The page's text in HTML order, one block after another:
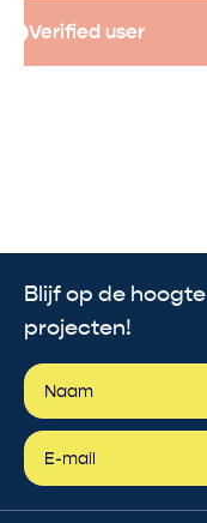
Verified user
Blijf op de
projecten!